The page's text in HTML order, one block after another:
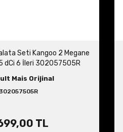
Seti Kangoo 2 Megane
dCi 6 İleri 302057505R
Mais Orijinal
TL